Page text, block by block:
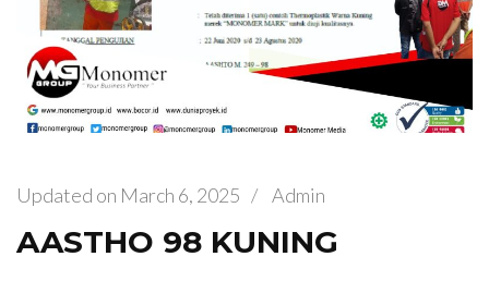
Updated on March 6, 2025 / Admin
AASTHO 98 KUNING